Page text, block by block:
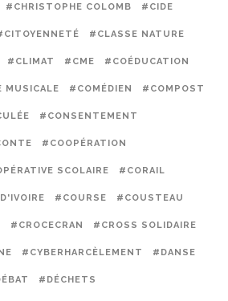
#CHRISTOPHE COLOMB #CIDE
#CLASSE NATURE
#CLIMAT #CME #COÉDUCATION
MUSICALE #COMÉDIEN #COMPOST
#CONSENTEMENT
#COOPÉRATION
SCOLAIRE #CORAIL
#COURSE #COUSTEAU
#CROCECRAN #CROSS SOLIDAIRE
#CYBERHARCÈLEMENT #DANSE
#DÉCHETS